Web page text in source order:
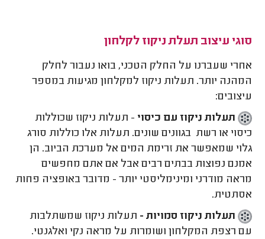
סוגי עיצוב תעלת ניקוז לקלחון
אחרי שעברנו על החלק הטכני, בואו נעבור לחלק
המהנה יותר. תעלות ניקוז למקלחון מגיעות במספר
עיצובים:
תעלות ניקוז עם כיסוי - תעלות ניקוז שכוללות
כיסוי או רשת בגוונים שונים. תעלות אלו כוללות סורג
גלוי שמאפשר את זרימת המים אל מערכת הביוב. הן
אמנם נפוצות בבתים רבים אבל אם אתם מחפשים
מראה מודרני ומינימליסטי יותר - מדובר באופציה פחות
אסתטית.
תעלות ניקוז סמויות - תעלות ניקוז שמשתלבות
עם רצפת המקלחון ושומרות על מראה נקי ואלגנטי.